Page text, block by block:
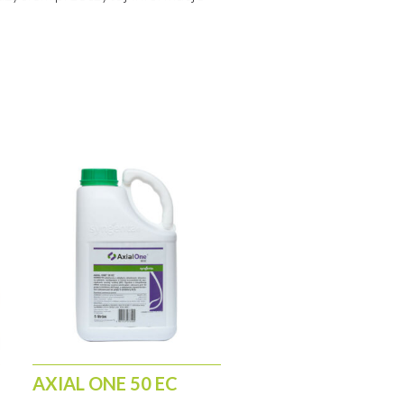
mogą być karmione tymi
następczo:należy
niebezpiecznymi.
AXIAL ONE 50 EC